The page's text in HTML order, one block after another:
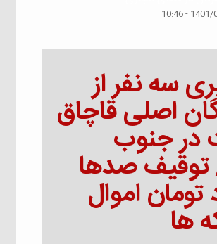
1401/03/
سه نفر از
اصلی قاچاق
جنوب
صدها
تومان اموال
ها